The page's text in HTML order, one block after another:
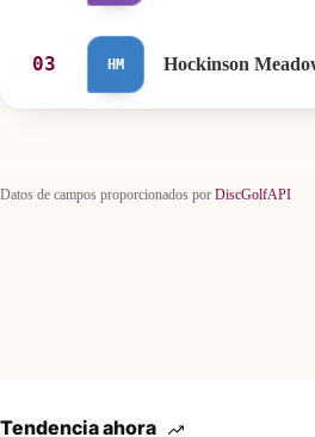
03 HM Hockinson
Datos de campos proporcionados por DiscGolfAPI
Tendencia ahora